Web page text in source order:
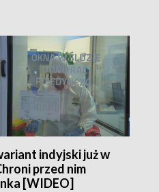
indyjski już w
przed nim
[WIDEO]